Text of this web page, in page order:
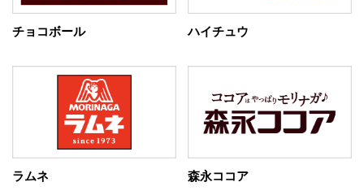
チョコボール ハイチュウ
ラムネ 森永ココア